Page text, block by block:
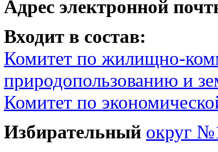
Адрес электронной
Входит в состав:
Комитет по жилищно-
природопользованию и
Комитет по
Избирательный округ